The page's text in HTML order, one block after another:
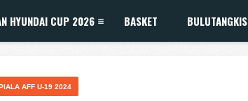
HYUNDAI CUP 2026 BASKET BULUTANGKIS
AFF U-19 2024